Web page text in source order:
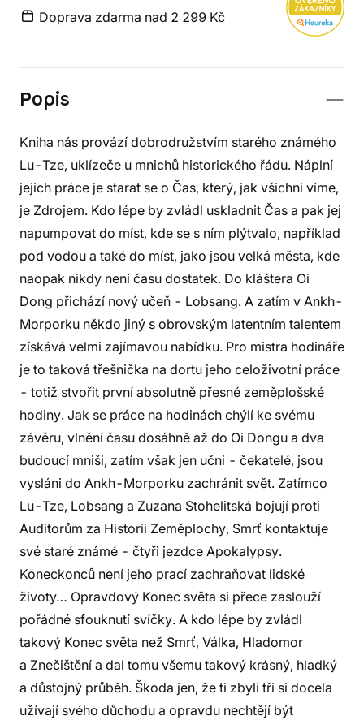
Doprava zdarma nad 2 299 Kč
Popis
Kniha nás provází dobrodružstvím starého známého
Lu-Tze, uklízeče u mnichů historického řádu. Náplní
jejich práce je starat se o Čas, který, jak všichni víme,
je Zdrojem. Kdo lépe by zvládl uskladnit Čas a pak jej
napumpovat do míst, kde se s ním plýtvalo, například
pod vodou a také do míst, jako jsou velká města, kde
naopak nikdy není času dostatek. Do kláštera Oi
Dong přichází nový učeň - Lobsang. A zatím v Ankh-
Morporku někdo jiný s obrovským latentním talentem
získává velmi zajímavou nabídku. Pro mistra hodináře
je to taková třešnička na dortu jeho celoživotní práce
- totiž stvořit první absolutně přesné zeměplošské
hodiny. Jak se práce na hodinách chýlí ke svému
závěru, vlnění času dosáhně až do Oi Dongu a dva
budoucí mniši, zatím však jen učni - čekatelé, jsou
vysláni do Ankh-Morporku zachránit svět. Zatímco
Lu-Tze, Lobsang a Zuzana Stohelitská bojují proti
Auditorům za Historii Zeměplochy, Smrť kontaktuje
své staré známé - čtyři jezdce Apokalypsy.
Koneckonců není jeho prací zachraňovat lidské
životy… Opravdový Konec světa si přece zaslouží
pořádné sfouknutí svíčky. A kdo lépe by zvládl
takový Konec světa než Smrť, Válka, Hladomor
a Znečištění a dal tomu všemu takový krásný, hladký
a důstojný průběh. Škoda jen, že ti zbylí tři si docela
užívají svého důchodu a opravdu nechtějí být